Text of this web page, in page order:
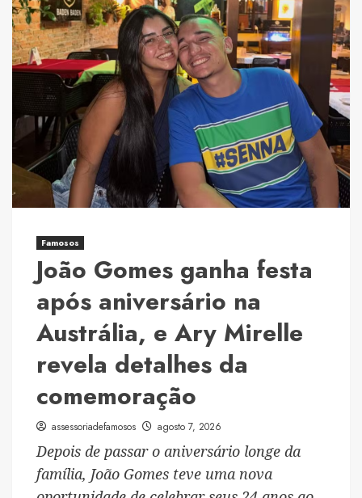
deixa
romance
com
Hungria
em
aberto
ao
falar
sobre
vida
Famosos
João Gomes ganha festa
após aniversário na
Austrália, e Ary Mirelle
revela detalhes da
comemoração
assessoriadefamosos agosto 7, 2026
Depois de passar o aniversário longe da
família, João Gomes teve uma nova